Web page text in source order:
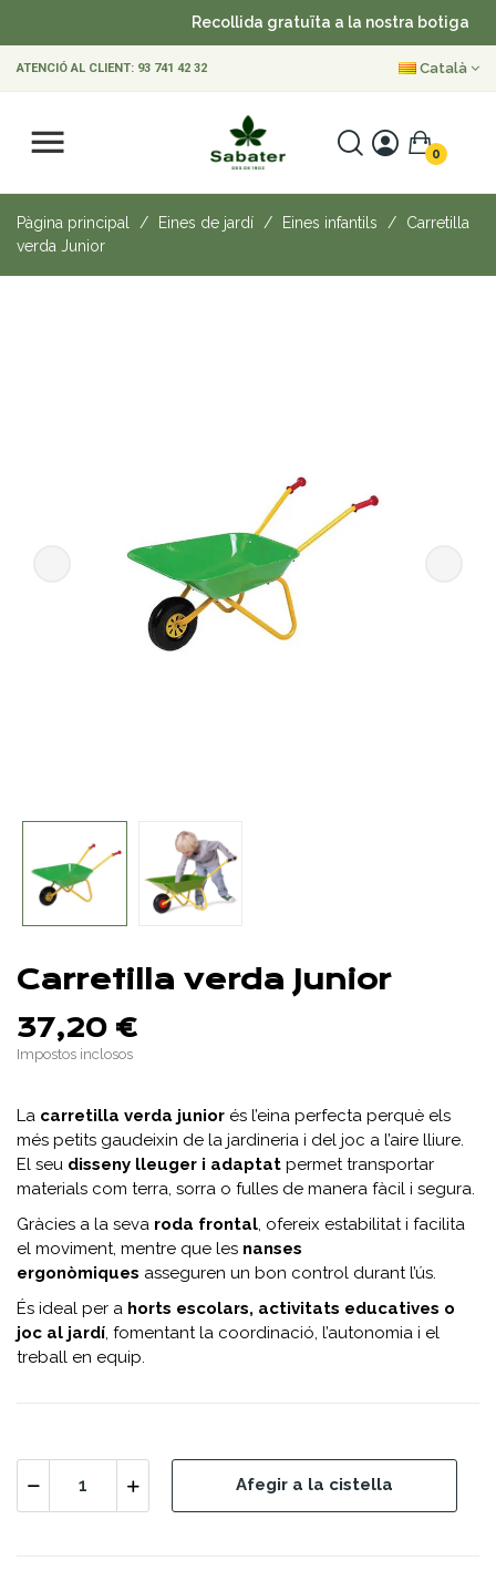
Recollida gratuïta a la nostra botiga
ATENCIÓ AL CLIENT: 93 741 42 32 Català
0
Pàgina principal Eines de jardí Eines infantils
Carretilla
verda Junior
Carretilla verda Junior
37,20 €
Impostos inclosos
La carretilla verda junior és l’eina perfecta perquè els
més petits gaudeixin de la jardineria i del joc a l’aire lliure.
El seu disseny lleuger i adaptat permet transportar
materials com terra, sorra o fulles de manera fàcil i segura.
Gràcies a la seva roda frontal, ofereix estabilitat i facilita
el moviment, mentre que les nanses
ergonòmiques asseguren un bon control durant l’ús.
És ideal per a horts escolars, activitats educatives o
joc al jardí, fomentant la coordinació, l’autonomia i el
treball en equip.
Afegir a la cistella